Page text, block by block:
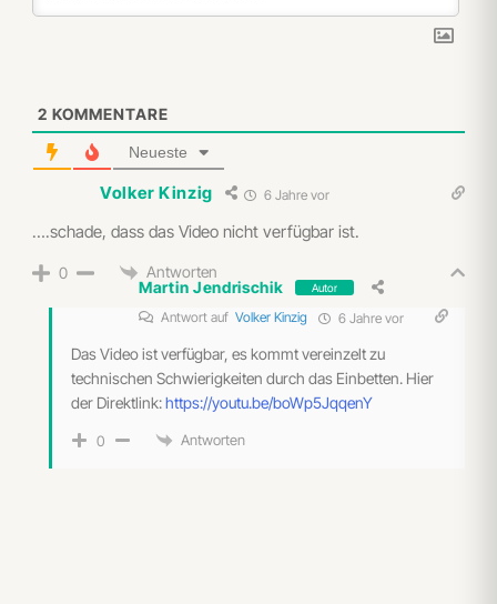
2 KOMMENTARE
Neueste
Volker Kinzig 6 Jahre vor
….schade, dass das Video nicht verfügbar ist.
0
Antworten
Martin Jendrischik
Autor
Antwort auf Volker Kinzig 6 Jahre vor
Das Video ist verfügbar, es kommt vereinzelt zu
technischen Schwierigkeiten durch das Einbetten. Hier
der Direktlink:https://youtu.be/boWp5JqqenY
0 Antworten